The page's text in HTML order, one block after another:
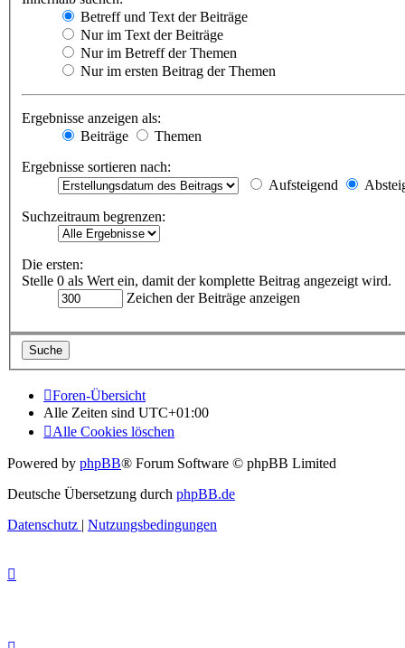
Betreff und Text der Beiträge
Nur im Text der Beiträge
Nur im Betreff der Themen
Nur im ersten Beitrag der Themen
Ergebnisse anzeigen als:
Beiträge
Themen
Ergebnisse sortieren nach:
Aufsteigend
Suchzeitraum begrenzen:
Die ersten:
Stelle 0 als Wert ein, damit der komplette Beitrag angezeigt wird.
Zeichen der Beiträge anzeigen
Foren-Übersicht
Alle Zeiten sind UTC+01:00
Alle Cookies löschen
Powered by phpBB® Forum Software © phpBB Limited
Deutsche Übersetzung durch phpBB.de
Datenschutz | Nutzungsbedingungen